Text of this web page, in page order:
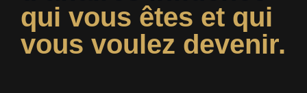
qui vous êtes et qui
vous voulez devenir.